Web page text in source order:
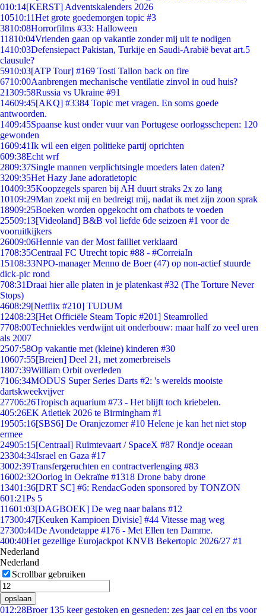
010:14[KERST] Adventskalenders 2026
10510:11Het grote goedemorgen topic #3
3810:08Horrorfilms #33: Halloween
11810:04Vrienden gaan op vakantie zonder mij uit te nodigen
1410:03Defensiepact Pakistan, Turkije en Saudi-Arabië bevat art.5
clausule?
5910:03[ATP Tour] #169 Tosti Tallon back on fire
6710:00Aanbrengen mechanische ventilatie zinvol in oud huis?
21309:58Russia vs Ukraine #91
14609:45[AKQ] #3384 Topic met vragen. En soms goede
antwoorden.
1409:45Spaanse kust onder vuur van Portugese oorlogsschepen: 120
gewonden
1609:41Ik wil een eigen politieke partij oprichten
609:38Echt wrf
2809:37Single mannen verplichtsingle moeders laten daten?
3209:35Het Hazy Jane adoratietopic
10409:35Koopzegels sparen bij AH duurt straks 2x zo lang
10109:29Man zoekt mij en bedreigt mij, nadat ik met zijn zoon sprak
18909:25Boeken worden opgekocht om chatbots te voeden
25509:13[Videoland] B&B vol liefde 6de seizoen #1 voor de
vooruitkijkers
26009:06Hennie van der Most failliet verklaard
1708:35Centraal FC Utrecht topic #88 - #CorreiaIn
15108:33NPO-manager Menno de Boer (47) op non-actief stuurde
dick-pic rond
708:31Draai hier alle platen in je platenkast #32 (The Torture Never
Stops)
4608:29[Netflix #210] TUDUM
12408:23[Het Officiële Steam Topic #201] Steamrolled
7708:00Techniekles verdwijnt uit onderbouw: maar half zo veel uren
als 2007
2507:58Op vakantie met (kleine) kinderen #30
10607:55[Breien] Deel 21, met zomerbreisels
1807:39William Orbit overleden
7106:34MODUS Super Series Darts #2: 's werelds mooiste
dartskweekvijver
27706:26Tropisch aquarium #73 - Het blijft toch kriebelen.
405:26EK Atletiek 2026 te Birmingham #1
19505:16[SBS6] De Oranjezomer #10 Helene je kan het niet stop
ermee
24905:15[Centraal] Ruimtevaart / SpaceX #87 Rondje oceaan
23304:34Israel en Gaza #17
3002:39Transfergeruchten en contractverlenging #83
16002:32Oorlog in Oekraïne #1318 Drone baby drone
13401:36[DRT SC] #6: RendacGoden sponsored by TONZON
601:21Ps 5
11601:03[DAGBOEK] De weg naar balans #12
17300:47[Keuken Kampioen Divisie] #44 Vitesse mag weg
27300:44De Avondetappe #176 - Met Ellen ten Damme.
400:40Het gezellige Eurojackpot KNVB Bekertopic 2026/27 #1
Nederland
Nederland
Scrollbar gebruiken
opslaan
012:28Broer 135 keer gestoken en gesneden: zes jaar cel en tbs voor